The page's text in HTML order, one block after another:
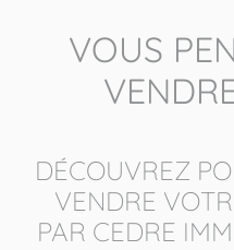
VOUS
DÉCOUVREZ
VENDRE
PAR CEDRE